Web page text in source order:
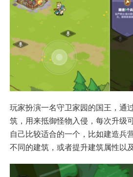
玩家扮演一名守卫家园的国王，通
筑，用来抵御怪物入侵，每次升级
自己比较适合的一个，比如建造兵
不同的建筑，或者提升建筑属性以